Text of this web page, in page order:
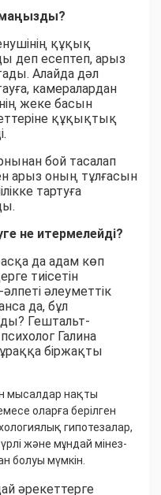
маңызды?
құқық
деп есептеп, арыз
Алайда дәл
камералардан
жеке басын
құқықтық
бой тасалап
арыз оның тұлғасын
тартуға
не итермелейді?
да адам көп
тиісетін
әлеуметтік
да, бұл
Гештальт-
Галина
біржақты
мысалдар нақты
оларға берілген
гипотезалар,
және мұндай мінез-
болуы мүмкін.
әрекеттерге